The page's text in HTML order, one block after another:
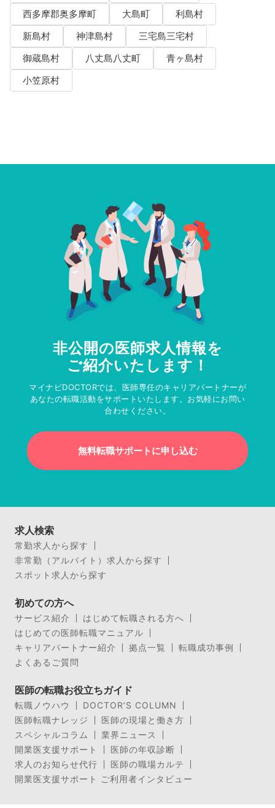
西多摩郡奥多摩町
大島町
利島村
新島村
神津島村
三宅島三宅村
御蔵島村
八丈島八丈町
青ヶ島村
小笠原村
非公開の医師求人情報を
ご紹介いたします！
マイナビDOCTORでは、医師専任のキャリアパートナーが
あなたの転職活動をサポートいたします。お気軽にお問い
合わせください。
無料転職サポートに申し込む
求人検索
常勤求人から探す
非常勤（アルバイト）求人から探す
スポット求人から探す
初めての方へ
サービス紹介
はじめて転職される方へ
はじめての医師転職マニュアル
キャリアパートナー紹介
拠点一覧
転職成功事例
よくあるご質問
医師の転職お役立ちガイド
転職ノウハウ
DOCTOR’S COLUMN
医師転職ナレッジ
医師の現場と働き方
スペシャルコラム
業界ニュース
開業医支援サポート
医師の年収診断
求人のお知らせ代行
医師の職場カルテ
開業医支援サポート ご利用者インタビュー